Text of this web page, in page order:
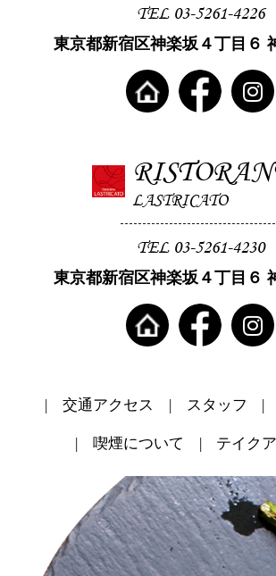
TEL 03-5261-4226
東京都新宿区神楽坂４丁目６
LASTRICATO
TEL 03-5261-4230
東京都新宿区神楽坂４丁目６
交通アクセス スタッフ
喫煙について テイク